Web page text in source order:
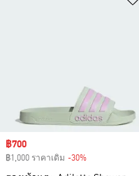
Sale price
฿700
฿1,000 ราคาเดิม -30%